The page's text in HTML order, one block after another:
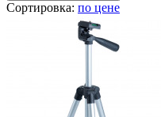
Сортировка: по цене